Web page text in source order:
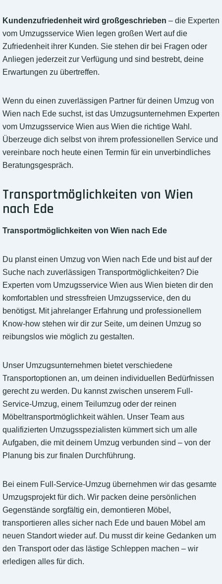
Kundenzufriedenheit wird großgeschrieben – die Experten
vom Umzugsservice Wien legen großen Wert auf die
Zufriedenheit ihrer Kunden. Sie stehen dir bei Fragen oder
Anliegen jederzeit zur Verfügung und sind bestrebt, deine
Erwartungen zu übertreffen.
Wenn du einen zuverlässigen Partner für deinen Umzug von
Wien nach Ede suchst, ist das Umzugsunternehmen Experten
vom Umzugsservice Wien aus Wien die richtige Wahl.
Überzeuge dich selbst von ihrem professionellen Service und
vereinbare noch heute einen Termin für ein unverbindliches
Beratungsgespräch.
Transportmöglichkeiten von Wien
nach Ede
Transportmöglichkeiten von Wien nach Ede
Du planst einen Umzug von Wien nach Ede und bist auf der
Suche nach zuverlässigen Transportmöglichkeiten? Die
Experten vom Umzugsservice Wien aus Wien bieten dir den
komfortablen und stressfreien Umzugsservice, den du
benötigst. Mit jahrelanger Erfahrung und professionellem
Know-how stehen wir dir zur Seite, um deinen Umzug so
reibungslos wie möglich zu gestalten.
Unser Umzugsunternehmen bietet verschiedene
Transportoptionen an, um deinen individuellen Bedürfnissen
gerecht zu werden. Du kannst zwischen unserem Full-
Service-Umzug, einem Teilumzug oder der reinen
Möbeltransportmöglichkeit wählen. Unser Team aus
qualifizierten Umzugsspezialisten kümmert sich um alle
Aufgaben, die mit deinem Umzug verbunden sind – von der
Planung bis zur finalen Durchführung.
Bei einem Full-Service-Umzug übernehmen wir das gesamte
Umzugsprojekt für dich. Wir packen deine persönlichen
Gegenstände sorgfältig ein, demontieren Möbel,
transportieren alles sicher nach Ede und bauen Möbel am
neuen Standort wieder auf. Du musst dir keine Gedanken um
den Transport oder das lästige Schleppen machen – wir
erledigen alles für dich.